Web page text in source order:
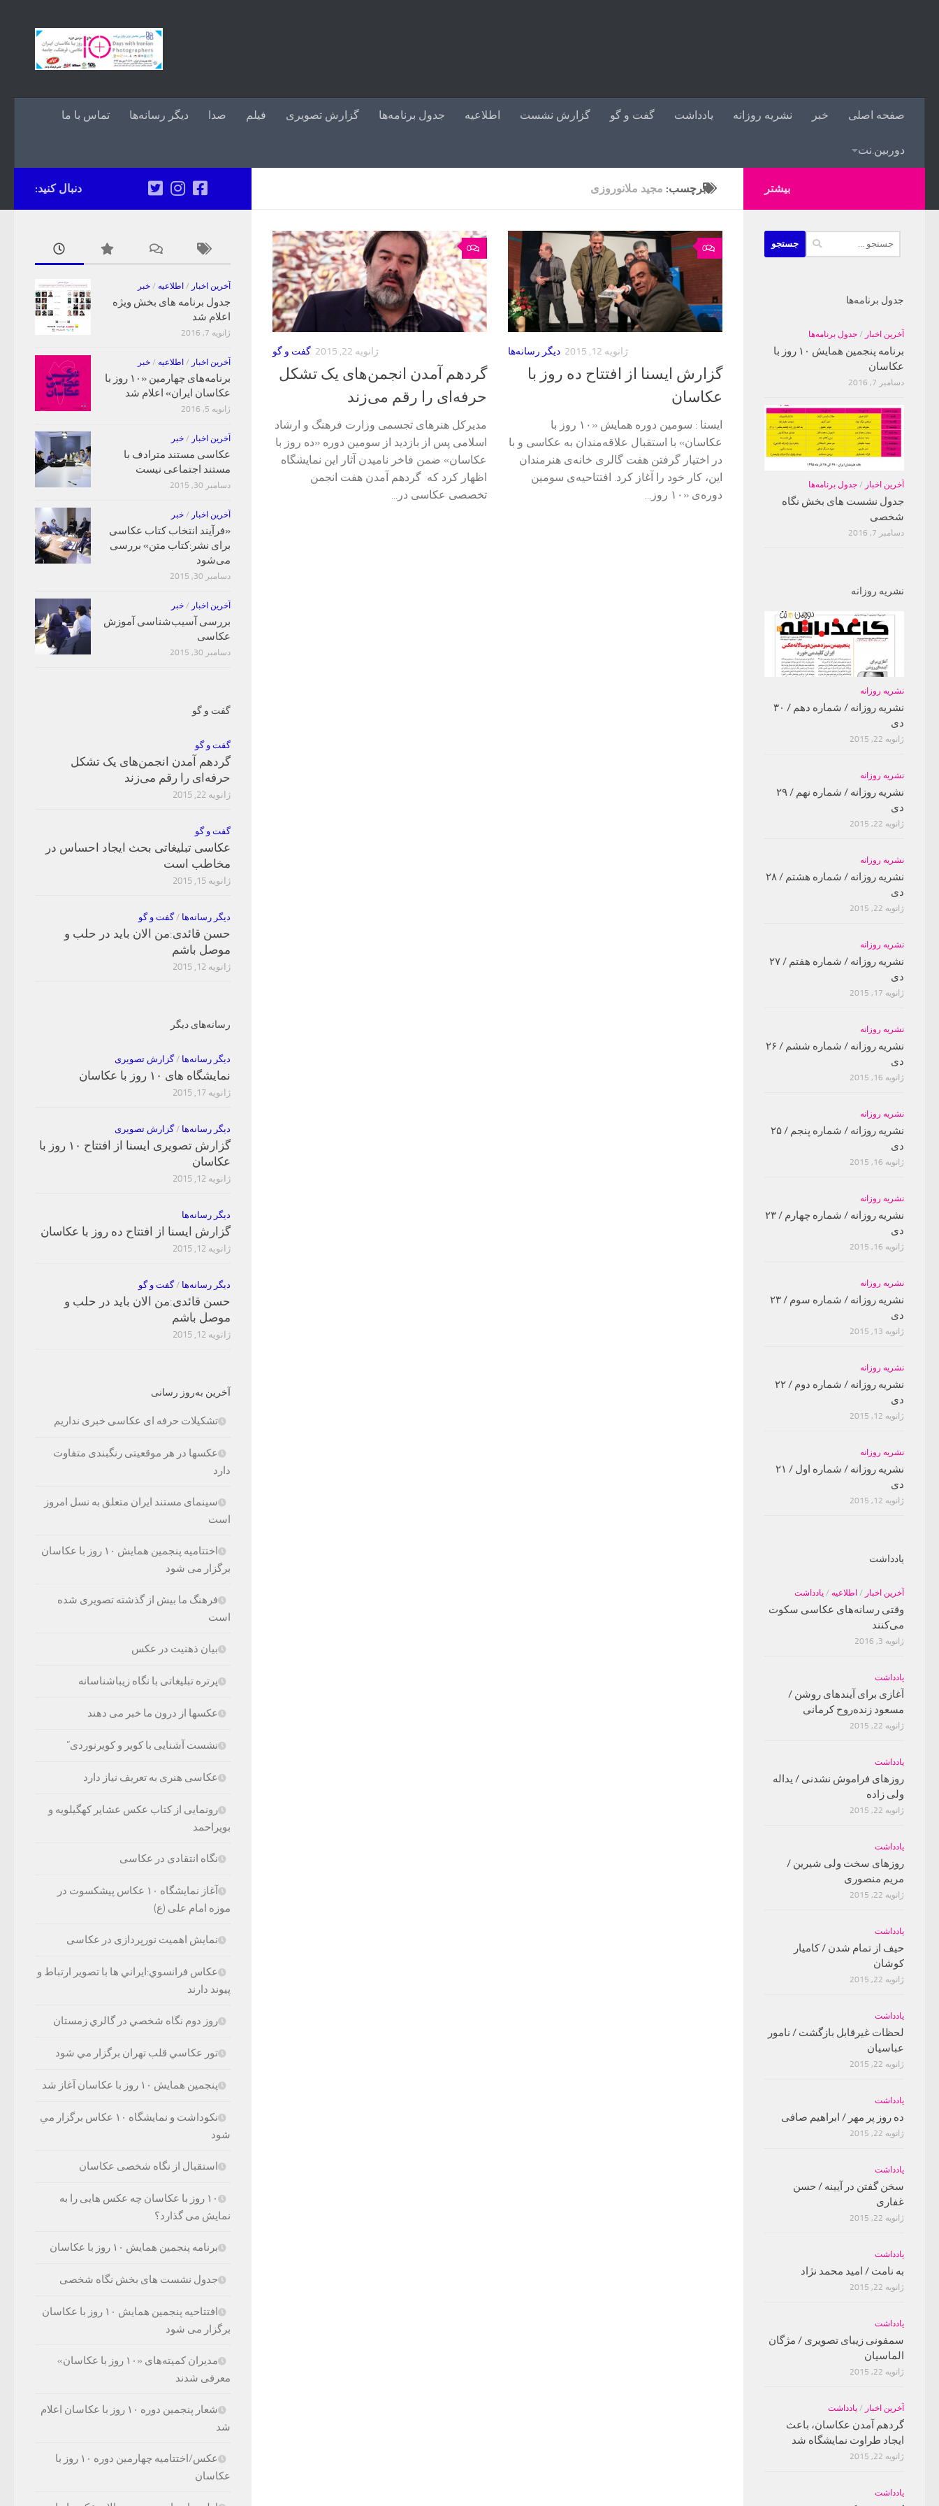
صفحه اصلی خبر نشریه روزانه یادداشت گفت و گو گزارش نشست اطلاعیه جدول برنامه‌ها گزارش تصویری فیلم صدا دیگر رسانه‌ها تماس با ما
دوربین.نت
برچسب: مجید ملانوروزی
0
گفت و گو ژانویه 22, 2015
گردهم آمدن انجمن‌های یک تشکل
حرفه‌ای را رقم می‌زند
مدیرکل هنرهای تجسمی وزارت فرهنگ و ارشاد
اسلامی پس از بازدید از سومین دوره «ده روز با
عکاسان» ضمن فاخر نامیدن آثار این نمایشگاه
اظهار کرد که گردهم آمدن هفت انجمن
تخصصی عکاسی در...
0
دیگر رسانه‌ها ژانویه 12, 2015
گزارش ایسنا از افتتاح ده روز با
عکاسان
ایسنا : سومین دوره همایش «۱۰ روز با
عکاسان» با استقبال علاقه‌مندان به عکاسی و با
در اختیار گرفتن هفت گالری خانه‌ی هنرمندان
این، کار خود را آغاز کرد. افتتاحیه‌ی سومین
دوره‌ی «۱۰ روز...
دنبال کنید:
آخرین اخبار / اطلاعیه / خبر
جدول برنامه های بخش ویژه
اعلام شد
ژانویه 7, 2016
آخرین اخبار / اطلاعیه / خبر
برنامه‌های چهارمین «۱۰ روز با
عکاسان ایران» اعلام شد
ژانویه 5, 2016
آخرین اخبار / خبر
عکاسی مستند مترادف با
مستند اجتماعی نیست
دسامبر 30, 2015
آخرین اخبار / خبر
«فرآیند انتخاب کتاب‌ عکاسی
برای نشر:کتاب متن» بررسی
می‌شود
دسامبر 30, 2015
آخرین اخبار / خبر
بررسی آسیب‌شناسی آموزش
عکاسی
دسامبر 30, 2015
گفت و گو
گفت و گو
گردهم آمدن انجمن‌های یک تشکل
حرفه‌ای را رقم می‌زند
ژانویه 22, 2015
گفت و گو
عکاسی تبلیغاتی بحث ایجاد احساس در
مخاطب است
ژانویه 15, 2015
دیگر رسانه‌ها /گفت و گو
حسن قائدی:من الان باید در حلب و
موصل باشم
ژانویه 12, 2015
رسانه‌های دیگر
دیگر رسانه‌ها /گزارش تصویری
نمایشگاه های ۱۰ روز با عکاسان
ژانویه 17, 2015
دیگر رسانه‌ها /گزارش تصویری
گزارش تصویری ایسنا از افتتاح ۱۰ روز با
عکاسان
ژانویه 12, 2015
دیگر رسانه‌ها
گزارش ایسنا از افتتاح ده روز با عکاسان
ژانویه 12, 2015
دیگر رسانه‌ها /گفت و گو
حسن قائدی:من الان باید در حلب و
موصل باشم
ژانویه 12, 2015
آخرین به‌روز رسانی
تشکیلات حرفه ای عکاسی خبری نداریم
عکسها در هر موقعیتی رنگبندی متفاوت
دارد
سینمای مستند ایران متعلق به نسل امروز
است
اختتامیه پنجمین همایش ۱۰ روز با عکاسان
برگزار می شود
فرهنگ ما بیش از گذشته تصویری شده
است
بیان ذهنیت در عکس
پرتره تبلیغاتی با نگاه زیباشناسانه
عکسها از درون ما خبر می دهند
نشست آشنایی با کویر و کویرنوردی”
عکاسی هنری به تعریف نیاز دارد
رونمایی از کتاب عکس عشایر کهگیلویه و
بویراحمد
نگاه انتقادی در عکاسی
آغاز نمایشگاه ۱۰ عکاس پیشکسوت در
موزه امام علی (ع)
نمایش اهمیت نورپردازی در عکاسی
عكاس فرانسوي:ايراني ها با تصوير ارتباط و
پيوند دارند
روز دوم نگاه شخصي در گالري زمستان
تور عكاسي قلب تهران برگزار مي شود
پنجمین همایش ۱۰ روز با عکاسان آغاز شد
نکوداشت و نمایشگاه ۱۰ عکاس برگزار مي
شود
استقبال از نگاه شخصی عکاسان
۱۰ روز با عکاسان چه عکس هایی را به
نمایش می گذارد؟
برنامه پنجمین همایش ۱۰ روز با عکاسان
جدول نشست های بخش نگاه شخصی
افتتاحیه پنجمین همایش ۱۰ روز با عکاسان
برگزار می شود
مدیران کمیته‌های «۱۰ روز با عکاسان»
معرفی شدند
شعار پنجمين دوره ۱۰ روز با عكاسان اعلام
شد
عکس/اختتامیه چهارمین دوره ۱۰ روز با
عکاسان
بیشتر
برای:
جدول برنامه‌ها
آخرین اخبار / جدول برنامه‌ها
برنامه پنجمین همایش ۱۰ روز با
عکاسان
دسامبر 7, 2016
آخرین اخبار / جدول برنامه‌ها
جدول نشست های بخش نگاه
شخصی
دسامبر 7, 2016
نشریه روزانه
نشریه روزانه
نشریه روزانه / شماره دهم / ۳۰
دی
ژانویه 22, 2015
نشریه روزانه
نشریه روزانه / شماره نهم / ۲۹
دی
ژانویه 22, 2015
نشریه روزانه
نشریه روزانه / شماره هشتم / ۲۸
دی
ژانویه 22, 2015
نشریه روزانه
نشریه روزانه / شماره هفتم / ۲۷
دی
ژانویه 17, 2015
نشریه روزانه
نشریه روزانه / شماره ششم / ۲۶
دی
ژانویه 16, 2015
نشریه روزانه
نشریه روزانه / شماره پنجم / ۲۵
دی
ژانویه 16, 2015
نشریه روزانه
نشریه روزانه / شماره چهارم / ۲۳
دی
ژانویه 16, 2015
نشریه روزانه
نشریه روزانه / شماره سوم / ۲۳
دی
ژانویه 13, 2015
نشریه روزانه
نشریه روزانه / شماره دوم / ۲۲
دی
ژانویه 12, 2015
نشریه روزانه
نشریه روزانه / شماره اول / ۲۱
دی
ژانویه 12, 2015
یادداشت
آخرین اخبار / اطلاعیه / یادداشت
وقتی رسانه‌های عکاسی سکوت
می‌کنند
ژانویه 3, 2016
یادداشت
آغازی برای آینده‫ای روشن‬‬ /
مسعود زنده‌‫روح کرمانی‬‬
ژانویه 22, 2015
یادداشت
روزهای فراموش نشدنی / یداله
ولی زاده
ژانویه 22, 2015
یادداشت
روزهای سخت ولی شیرین /
مریم منصوری
ژانویه 22, 2015
یادداشت
حیف از تمام شدن / کامیار
کوشان
ژانویه 22, 2015
یادداشت
لحظات غیرقابل بازگشت / نامور
عباسیان
ژانویه 22, 2015
یادداشت
ده روز پر مهر / ابراهیم صافی
ژانویه 22, 2015
یادداشت
سخن گفتن در آیینه / حسن
غفارى
ژانویه 22, 2015
یادداشت
به نامت / امید محمد نژاد
ژانویه 22, 2015
یادداشت
سمفونی زیبای تصویری / مژگان
الماسیان
ژانویه 22, 2015
آخرین اخبار / یادداشت
گردهم آمدن عکاسان، باعث
ایجاد طراوت نمایشگاه شد
ژانویه 22, 2015
یادداشت